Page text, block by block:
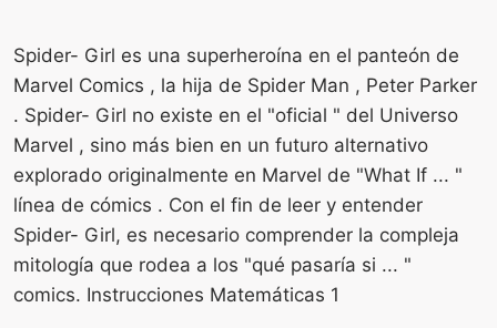
Spider- Girl es una superheroína en el panteón de
Marvel Comics , la hija de Spider Man , Peter Parker
. Spider- Girl no existe en el "oficial " del Universo
Marvel , sino más bien en un futuro alternativo
explorado originalmente en Marvel de "What If ... "
línea de cómics . Con el fin de leer y entender
Spider- Girl, es necesario comprender la compleja
mitología que rodea a los "qué pasaría si ... "
comics. Instrucciones Matemáticas 1